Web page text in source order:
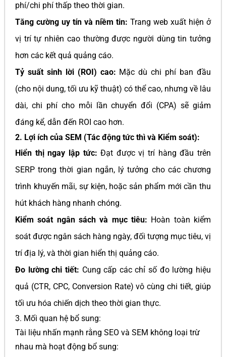
phí/chi phí thấp theo thời gian.
Tăng cường uy tín và niềm tin: Trang web xuất hiện ở
vị trí tự nhiên cao thường được người dùng tin tưởng
hơn các kết quả quảng cáo.
Tỷ suất sinh lời (ROI) cao: Mặc dù chi phí ban đầu
(cho nội dung, tối ưu kỹ thuật) có thể cao, nhưng về lâu
dài, chi phí cho mỗi lần chuyển đổi (CPA) sẽ giảm
đáng kể, dẫn đến ROI cao hơn.
2. Lợi ích của SEM (Tác động tức thì và Kiểm soát):
Hiển thị ngay lập tức: Đạt được vị trí hàng đầu trên
SERP trong thời gian ngắn, lý tưởng cho các chương
trình khuyến mãi, sự kiện, hoặc sản phẩm mới cần thu
hút khách hàng nhanh chóng.
Kiểm soát ngân sách và mục tiêu: Hoàn toàn kiểm
soát được ngân sách hàng ngày, đối tượng mục tiêu, vị
trí địa lý, và thời gian hiển thị quảng cáo.
Đo lường chi tiết: Cung cấp các chỉ số đo lường hiệu
quả (CTR, CPC, Conversion Rate) vô cùng chi tiết, giúp
tối ưu hóa chiến dịch theo thời gian thực.
3. Mối quan hệ bổ sung:
Tài liệu nhấn mạnh rằng SEO và SEM không loại trừ
nhau mà hoạt động bổ sung: